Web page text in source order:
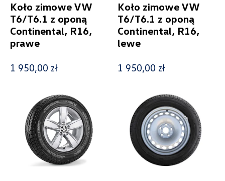
Koło zimowe VW
T6/T6.1 z oponą
Continental, R16,
prawe
1 950,00 zł
Koło zimowe VW
T6/T6.1 z oponą
Continental, R16,
lewe
1 950,00 zł